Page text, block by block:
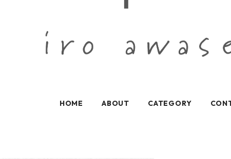
HOME ABOUT CATEGORY